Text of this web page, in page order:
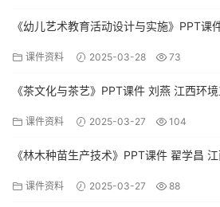
《幼儿艺术教育活动设计与实施》PPT课
课件资料 2025-03-28 73
《茶文化与茶艺》PPT课件 刘燕 江西环
课件资料 2025-03-27 104
《林木种苗生产技术》PPT课件 翟学昌
课件资料 2025-03-27 88